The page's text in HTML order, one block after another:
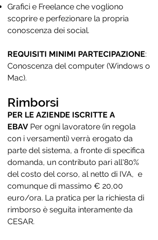
Grafici e Freelance che vogliono
scoprire e perfezionare la propria
conoscenza dei social.
REQUISITI MINIMI PARTECIPAZIONE:
Conoscenza del computer (Windows o
Mac).
Rimborsi
PER LE AZIENDE ISCRITTE A
EBAV Per ogni lavoratore (in regola
con i versamenti) verrà erogato da
parte del sistema, a fronte di specifica
domanda, un contributo pari all'80%
del costo del corso, al netto di IVA, e
comunque di massimo € 20,00
euro/ora. La pratica per la richiesta di
rimborso è seguita interamente da
CESAR.